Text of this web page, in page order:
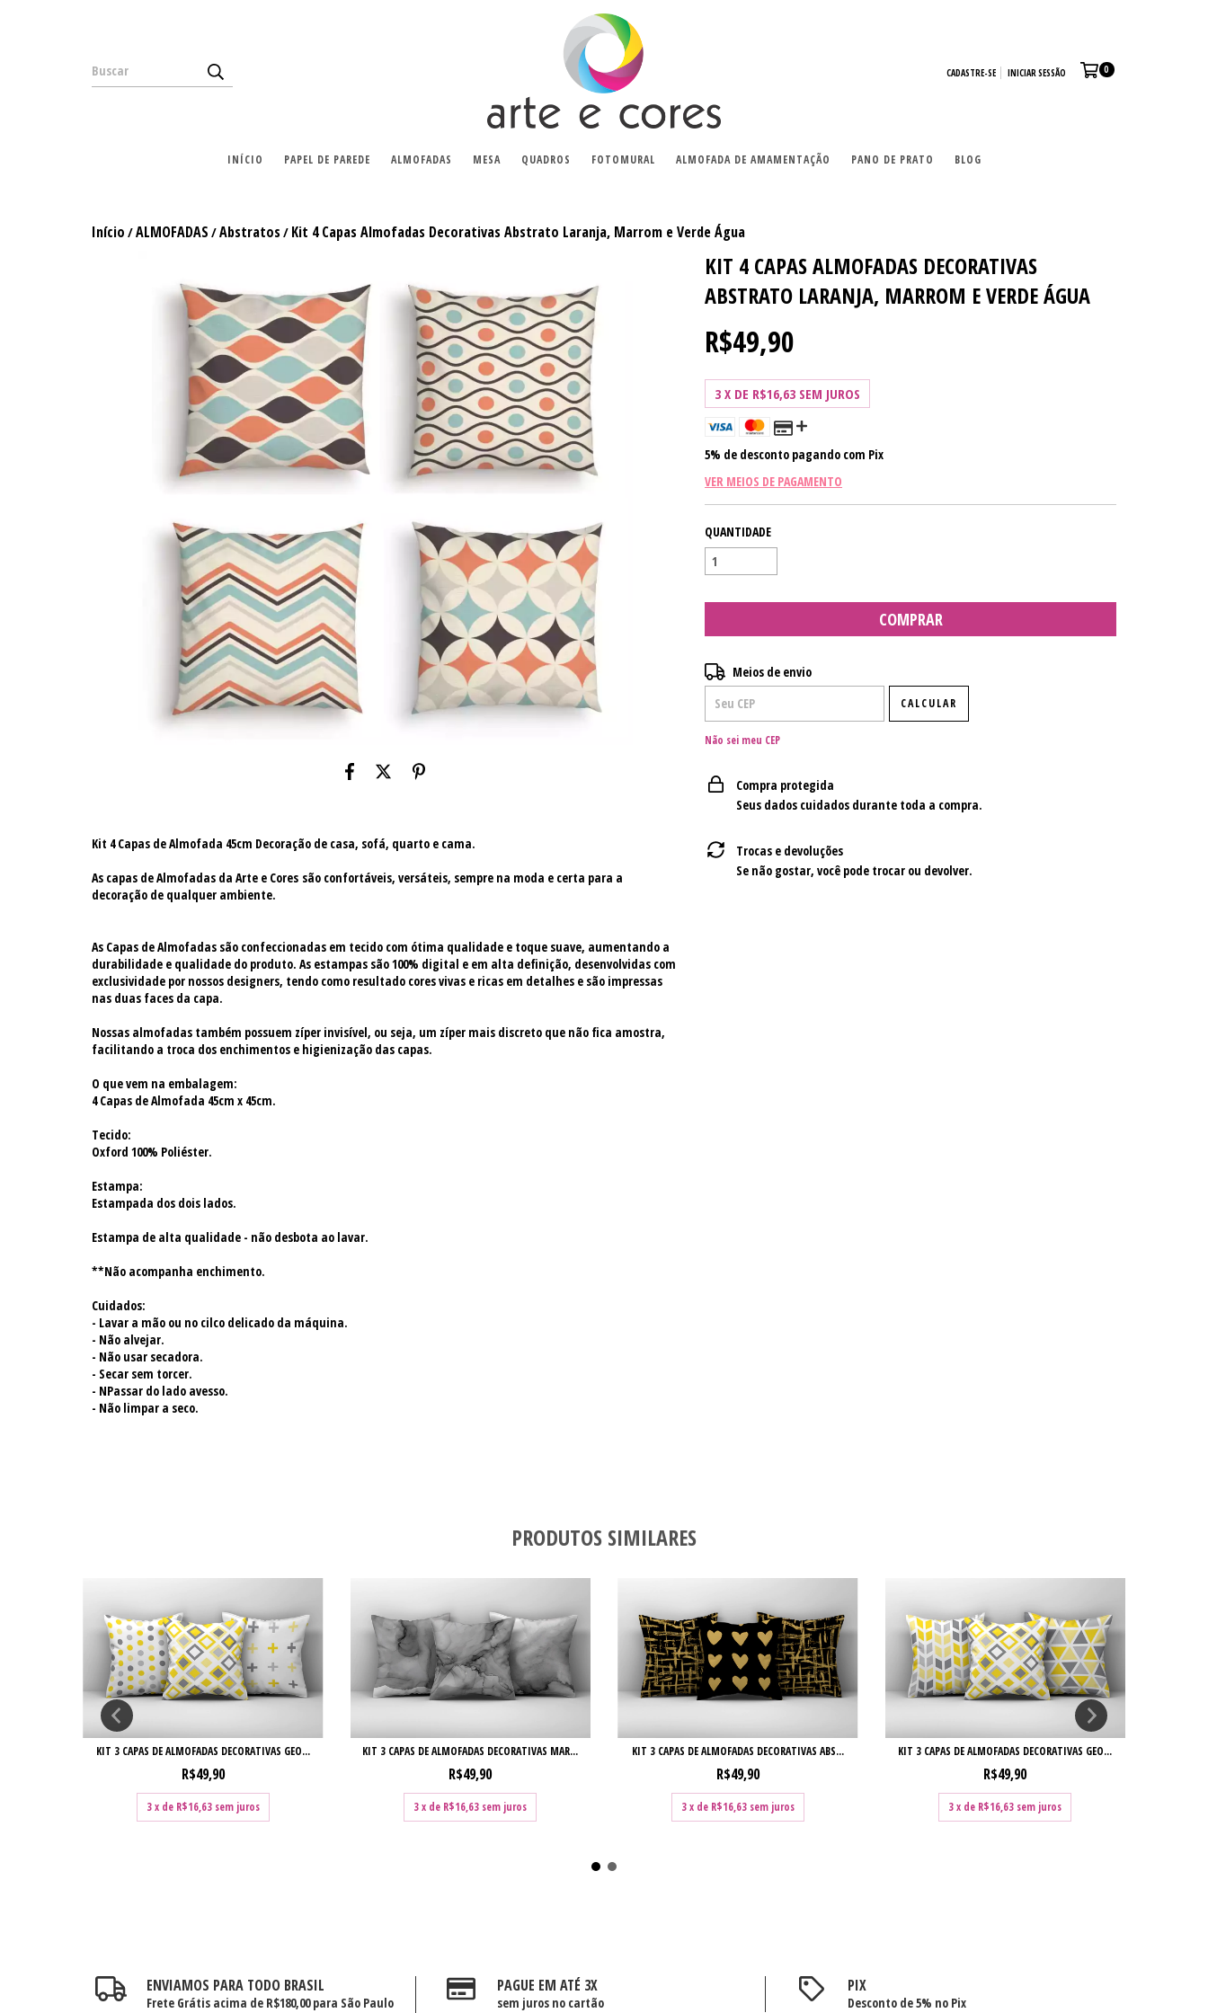
CADASTRE-SE INICIAR SESSÃO 0
INÍCIO PAPEL DE PAREDE ALMOFADAS MESA QUADROS FOTOMURAL ALMOFADA DE AMAMENTAÇÃO PANO DE PRATO BLOG
Início /ALMOFADAS /Abstratos / Kit 4 Capas Almofadas Decorativas Abstrato Laranja, Marrom e Verde Água
Kit 4 Capas de Almofada 45cm Decoração de casa, sofá, quarto e cama.
As capas de Almofadas da Arte e Cores são confortáveis, versáteis, sempre na moda e certa para a
decoração de qualquer ambiente.
As Capas de Almofadas são confeccionadas em tecido com ótima qualidade e toque suave, aumentando a
durabilidade e qualidade do produto. As estampas são 100% digital e em alta definição, desenvolvidas com
exclusividade por nossos designers, tendo como resultado cores vivas e ricas em detalhes e são impressas
nas duas faces da capa.
Nossas almofadas também possuem zíper invisível, ou seja, um zíper mais discreto que não fica amostra,
facilitando a troca dos enchimentos e higienização das capas.
O que vem na embalagem:
4 Capas de Almofada 45cm x 45cm.
Tecido:
Oxford 100% Poliéster.
Estampa:
Estampada dos dois lados.
Estampa de alta qualidade - não desbota ao lavar.
**Não acompanha enchimento.
Cuidados:
- Lavar a mão ou no cilco delicado da máquina.
- Não alvejar.
- Não usar secadora.
- Secar sem torcer.
- NPassar do lado avesso.
- Não limpar a seco.
KIT 4 CAPAS ALMOFADAS DECORATIVAS
ABSTRATO LARANJA, MARROM E VERDE ÁGUA
R$49,90
3 X DE R$16,63 SEM JUROS
5% de desconto pagando com Pix
VER MEIOS DE PAGAMENTO
QUANTIDADE
Entregas para o CEP:
Meios de envio
CALCULAR
Não sei meu CEP
Compra protegida
Seus dados cuidados durante toda a compra.
Trocas e devoluções
Se não gostar, você pode trocar ou devolver.
PRODUTOS SIMILARES
KIT 3 CAPAS DE ALMOFADAS DECORATIVAS GEO...
R$49,90
3x de R$16,63 sem juros
KIT 3 CAPAS DE ALMOFADAS DECORATIVAS MAR...
R$49,90
3x de R$16,63 sem juros
KIT 3 CAPAS DE ALMOFADAS DECORATIVAS ABS...
R$49,90
3x de R$16,63 sem juros
KIT 3 CAPAS DE ALMOFADAS DECORATIVAS GEO...
R$49,90
3x de R$16,63 sem juros
ENVIAMOS PARA TODO BRASIL
Frete Grátis acima de R$180,00 para São Paulo
PAGUE EM ATÉ 3X
sem juros no cartão
PIX
Desconto de 5% no Pix